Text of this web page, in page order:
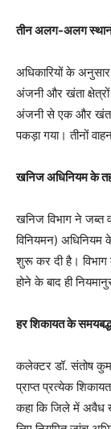
तीन अलग-अलग
अधिकारियों के
अंजनी और खंता
अंजनी से एक और
पकड़ा गया। तीनों
खनिज अधिनियम के
खनिज विभाग ने जब्त
विनियमन) अधिनियम
शुरू कर दी है। विभाग
होने के बाद ही
हर शिकायत के
कलेक्टर डॉ. संतोष
प्राप्त प्रत्येक
कहा कि जिले में अवैध